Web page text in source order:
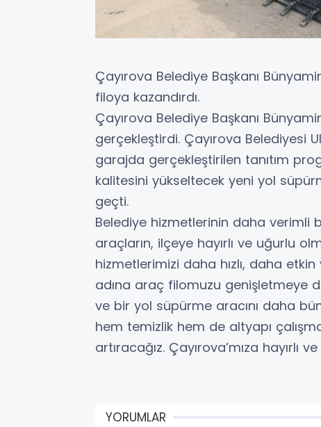
Çayırova Belediye Başkanı
filoya kazandırdı.
Çayırova Belediye Başkanı
gerçekleştirdi. Çayırova Belediyesi
garajda gerçekleştirilen tanıtım
kalitesini yükseltecek yeni yol
geçti.
Belediye hizmetlerinin daha verimli
araçların, ilçeye hayırlı ve uğurlu
hizmetlerimizi daha hızlı, daha
adına araç filomuzu genişletmeye
ve bir yol süpürme aracını daha
hem temizlik hem de altyapı
artıracağız. Çayırova’mıza hayırlı
YORUMLAR